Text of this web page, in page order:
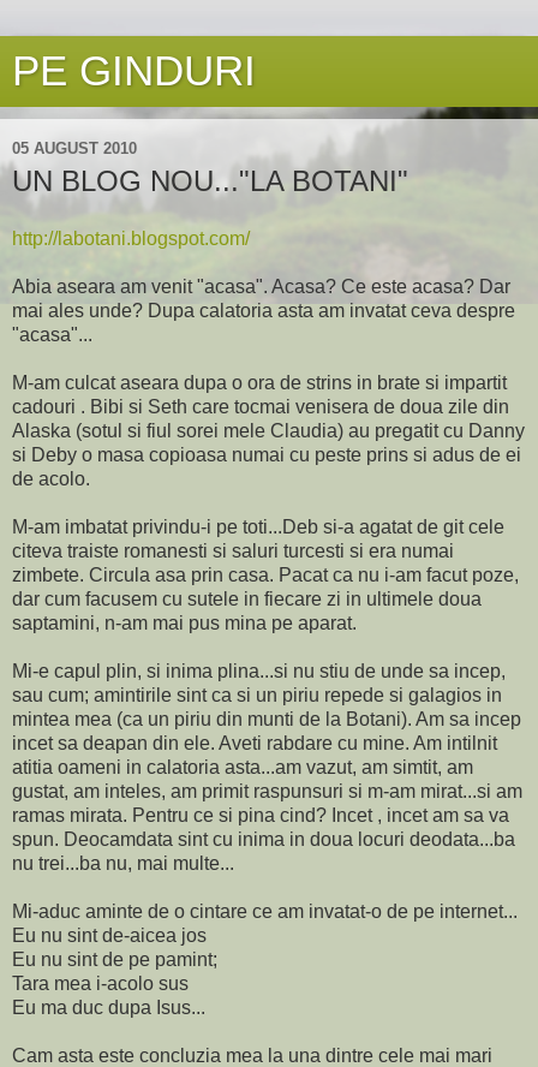
PE GINDURI
05 AUGUST 2010
UN BLOG NOU..."LA BOTANI"
http://labotani.blogspot.com/
Abia aseara am venit "acasa". Acasa? Ce este acasa? Dar
mai ales unde? Dupa calatoria asta am invatat ceva despre
"acasa"...
M-am culcat aseara dupa o ora de strins in brate si impartit
cadouri . Bibi si Seth care tocmai venisera de doua zile din
Alaska (sotul si fiul sorei mele Claudia) au pregatit cu Danny
si Deby o masa copioasa numai cu peste prins si adus de ei
de acolo.
M-am imbatat privindu-i pe toti...Deb si-a agatat de git cele
citeva traiste romanesti si saluri turcesti si era numai
zimbete. Circula asa prin casa. Pacat ca nu i-am facut poze,
dar cum facusem cu sutele in fiecare zi in ultimele doua
saptamini, n-am mai pus mina pe aparat.
Mi-e capul plin, si inima plina...si nu stiu de unde sa incep,
sau cum; amintirile sint ca si un piriu repede si galagios in
mintea mea (ca un piriu din munti de la Botani). Am sa incep
incet sa deapan din ele. Aveti rabdare cu mine. Am intilnit
atitia oameni in calatoria asta...am vazut, am simtit, am
gustat, am inteles, am primit raspunsuri si m-am mirat...si am
ramas mirata. Pentru ce si pina cind? Incet , incet am sa va
spun. Deocamdata sint cu inima in doua locuri deodata...ba
nu trei...ba nu, mai multe...
Mi-aduc aminte de o cintare ce am invatat-o de pe internet...
Eu nu sint de-aicea jos
Eu nu sint de pe pamint;
Tara mea i-acolo sus
Eu ma duc dupa Isus...
Cam asta este concluzia mea la una dintre cele mai mari